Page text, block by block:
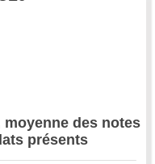
moyenne des notes
présents